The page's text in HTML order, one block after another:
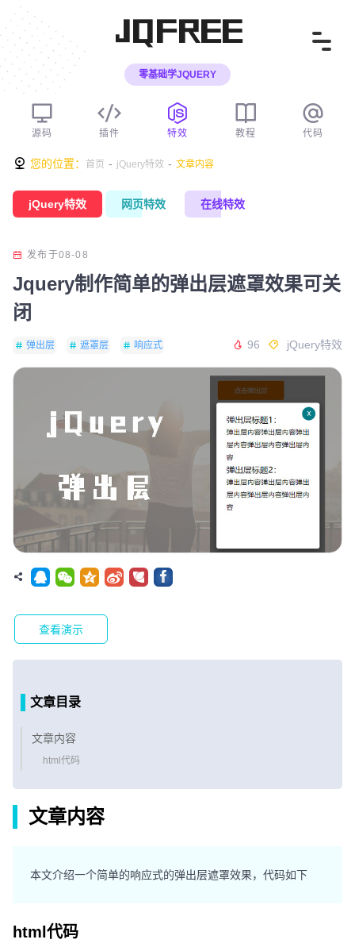
JQFREE
零基础学JQUERY
源码 插件 特效 教程 代码
您的位置： 首页 - jQuery特效 - 文章内容
jQuery特效 网页特效 在线特效
发布于08-08
Jquery制作简单的弹出层遮罩效果可关
闭
弹出层 遮罩层 响应式 96 jQuery特效
查看演示
文章目录
文章内容
html代码
文章内容
本文介绍一个简单的响应式的弹出层遮罩效果，代码如下
html代码